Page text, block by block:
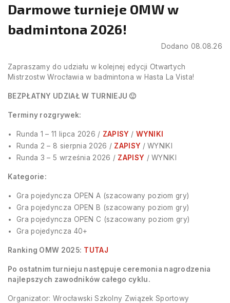
Darmowe turnieje OMW w
badmintona 2026!
Dodano 08.08.26
Zapraszamy do udziału w kolejnej edycji Otwartych
Mistrzostw Wrocławia w badmintona w Hasta La Vista!
BEZPŁATNY UDZIAŁ W TURNIEJU 🙂
Terminy rozgrywek:
Runda 1 – 11 lipca 2026 / ZAPISY / WYNIKI
Runda 2 – 8 sierpnia 2026 / ZAPISY / WYNIKI
Runda 3 – 5 września 2026 / ZAPISY / WYNIKI
Kategorie:
Gra pojedyncza OPEN A (szacowany poziom gry)
Gra pojedyncza OPEN B (szacowany poziom gry)
Gra pojedyncza OPEN C (szacowany poziom gry)
Gra pojedyncza 40+
Ranking OMW 2025: TUTAJ
Po ostatnim turnieju następuje ceremonia nagrodzenia
najlepszych zawodników całego cyklu.
Organizator: Wrocławski Szkolny Związek Sportowy